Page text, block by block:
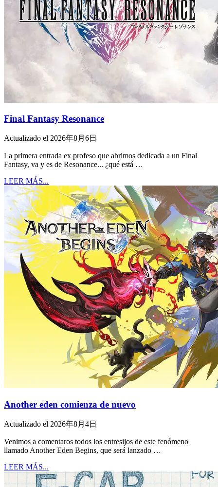
Final Fantasy Resonance
Actualizado el 2026年8月6日
La primera entrada ex profeso que abrimos dedicada a un Final
Fantasy, va y es de Resonance... ¿qué está …
LEER MÁS...
Another eden comienza de nuevo
Actualizado el 2026年8月4日
Venimos a comentaros todos los entresijos de este fenómeno
llamado Another Eden Begins, que será lanzado …
LEER MÁS...